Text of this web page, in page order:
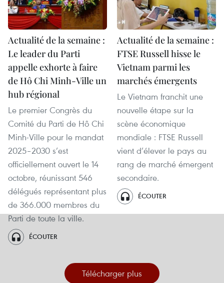
Actualité de la semaine :
Le leader du Parti
appelle exhorte à faire
de Hô Chi Minh-Ville un
hub régional
Le premier Congrès du
Comité du Parti de Hô Chi
Minh-Ville pour le mandat
2025–2030 s’est
officiellement ouvert le 14
octobre, réunissant 546
délégués représentant plus
de 366.000 membres du
Parti de toute la ville.
ÉCOUTER
Actualité de la semaine :
FTSE Russell hisse le
Vietnam parmi les
marchés émergents
Le Vietnam franchit une
nouvelle étape sur la
scène économique
mondiale : FTSE Russell
vient d’élever le pays au
rang de marché émergent
secondaire.
ÉCOUTER
Télécharger plus